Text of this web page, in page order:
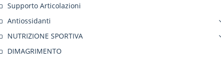
Supporto Articolazioni
Antiossidanti
NUTRIZIONE SPORTIVA
DIMAGRIMENTO